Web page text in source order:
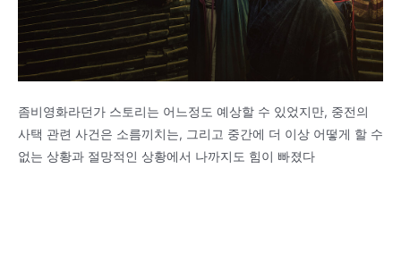
좀비영화라던가 스토리는 어느정도 예상할 수 있었지만, 중전의
사택 관련 사건은 소름끼치는, 그리고 중간에 더 이상 어떻게 할 수
없는 상황과 절망적인 상황에서 나까지도 힘이 빠졌다